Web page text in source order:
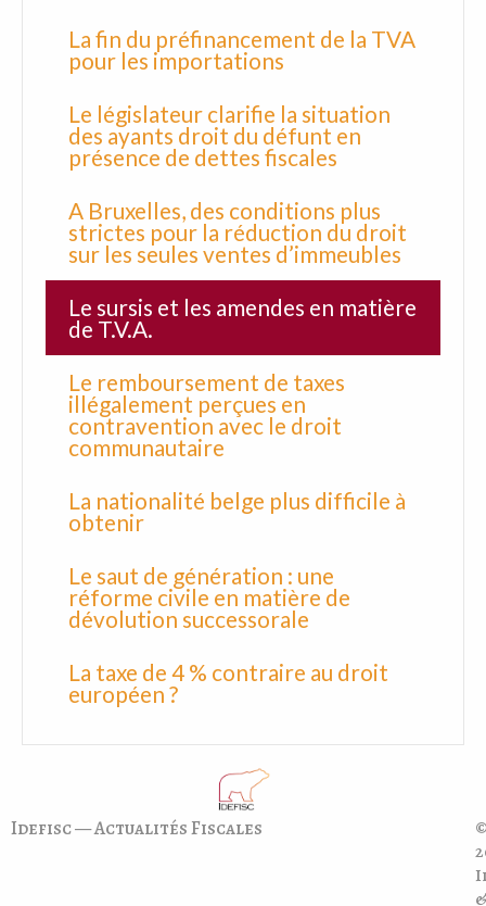
La fin du préfinancement de la TVA
pour les importations
Le législateur clarifie la situation
des ayants droit du défunt en
présence de dettes fiscales
A Bruxelles, des conditions plus
strictes pour la réduction du droit
sur les seules ventes d’immeubles
Le sursis et les amendes en matière
de T.V.A.
Le remboursement de taxes
illégalement perçues en
contravention avec le droit
communautaire
La nationalité belge plus difficile à
obtenir
Le saut de génération : une
réforme civile en matière de
dévolution successorale
La taxe de 4 % contraire au droit
européen ?
Idefisc — Actualités Fiscales